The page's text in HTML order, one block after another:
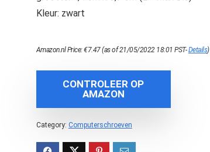
Kleur: zwart
Amazon.nl Price:€7.47(as of 21/05/2022 18:01 PST-Details)
CONTROLEER OP
AMAZON
Category: Computerschroeven